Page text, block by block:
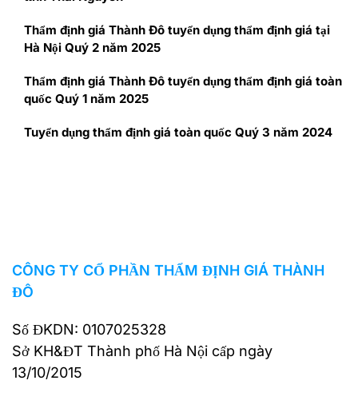
Thẩm định giá Thành Đô tuyển dụng thẩm định giá tại
Hà Nội Quý 2 năm 2025
Thẩm định giá Thành Đô tuyển dụng thẩm định giá toàn
quốc Quý 1 năm 2025
Tuyển dụng thẩm định giá toàn quốc Quý 3 năm 2024
CÔNG TY CỔ PHẦN THẨM ĐỊNH GIÁ THÀNH
ĐÔ
Số ĐKDN: 0107025328
Sở KH&ĐT Thành phố Hà Nội cấp ngày
13/10/2015